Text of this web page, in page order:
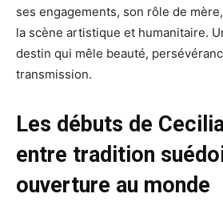
ses engagements, son rôle de
la scène artistique et humanitaire.
destin qui mêle beauté,
transmission.
Les débuts de
entre tradition
ouverture au monde